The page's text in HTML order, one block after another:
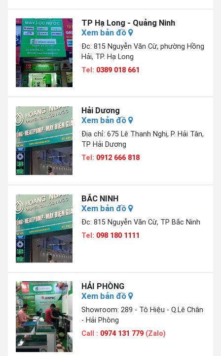
TP Hạ Long - Quảng Ninh
Xem bản đồ
Đc: 815 Nguyễn Văn Cừ, phường Hồng
Hải, TP. Hạ Long
Tel: 0389 018 661
Hải Dương
Xem bản đồ
Địa chỉ: 675 Lê Thanh Nghị, P. Hải Tân,
TP Hải Dương
Tel: 0912 666 818
BẮC NINH
Xem bản đồ
Đc: 815 Nguyễn Văn Cừ, TP Bắc Ninh
Tel: 098 180 1111
HẢI PHÒNG
Xem bản đồ
Showroom: 289 - Tô Hiệu - Q.Lê Chân
- Hải Phòng
Call : 0974 131 779 (Zalo)